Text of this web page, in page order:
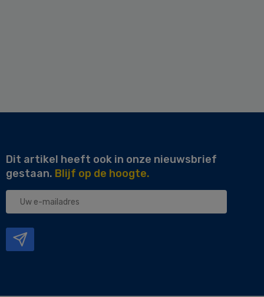
Dit artikel heeft ook in onze nieuwsbrief
gestaan. Blijf op de hoogte.
Uw